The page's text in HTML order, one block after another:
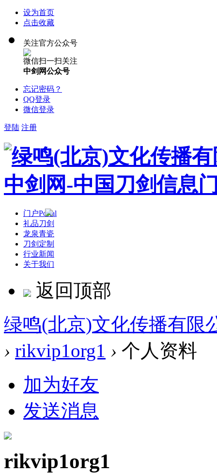
设为首页
点击收藏
关注官方公众号
微信扫一扫关注
中剑网公众号
忘记密码？
QQ登录
微信登录
登陆 注册
门户Portal
礼品刀剑
龙泉青瓷
刀剑定制
行业新闻
关于我们
返回顶部
绿鸣(北京)文化传播有限
› rikvip1org1 › 个人资料
加为好友
发送消息
rikvip1org1